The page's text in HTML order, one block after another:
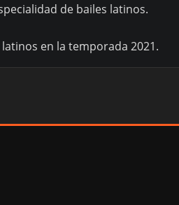
de bailes latinos.
en la temporada 2021.